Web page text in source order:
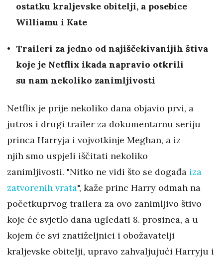
ostatku kraljevske obitelji, a posebice
Williamu i Kate
Traileri za jedno od najiščekivanijih štiva
koje je Netflix ikada napravio otkrili
su nam nekoliko zanimljivosti
Netflix je prije nekoliko dana objavio prvi, a
jutros i drugi trailer za dokumentarnu seriju
princa Harryja i vojvotkinje Meghan, a iz
njih smo uspjeli iščitati nekoliko
zanimljivosti. "Nitko ne vidi što se događa iza
zatvorenih vrata", kaže princ Harry odmah na
početkuprvog trailera za ovo zanimljivo štivo
koje će svjetlo dana ugledati 8. prosinca, a u
kojem će svi znatiželjnici i obožavatelji
kraljevske obitelji, upravo zahvaljujući Harryju i